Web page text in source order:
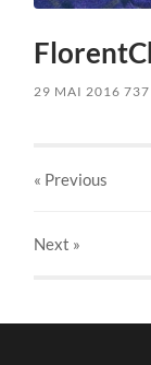
29 MAI 2016
« Previous
Next »